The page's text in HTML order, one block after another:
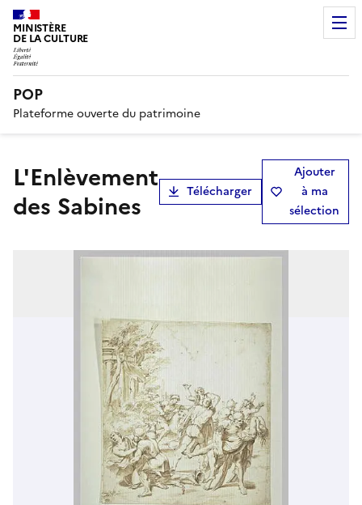
MINISTÈRE
DE LA CULTURE
POP
Plateforme ouverte du patrimoine
L'Enlèvement
des Sabines
Télécharger
Ajouter
à ma
sélection